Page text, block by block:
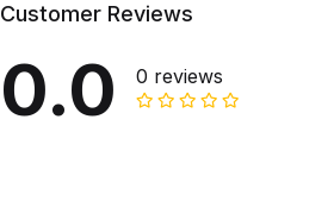
Customer Reviews
0.0 0 reviews